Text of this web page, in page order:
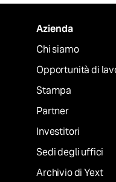
Azienda
Chi siamo
Opportunità di
Stampa
Partner
Investitori
Sedi degli uffici
Archivio di Yext